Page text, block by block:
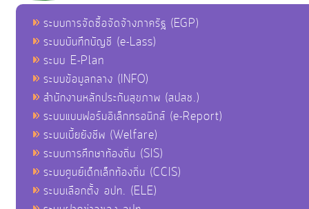
ระบบการจัดซื้อจัดจ้างภาครัฐ (EGP)
ระบบบันทึกบัญชี (e-Lass)
ระบบ E-Plan
ระบบข้อมูลกลาง (INFO)
สำนักงานหลักประกันสุขภาพ (สปสช.)
ระบบแบบฟอร์มอิเล็กทรอนิกส์ (e-Report)
ระบบเบี้ยยังชีพ (Welfare)
ระบบการศึกษาท้องถิ่น (SIS)
ระบบศูนย์เด็กเล็กท้องถิ่น (CCIS)
ระบบเลือกตั้ง อปท. (ELE)